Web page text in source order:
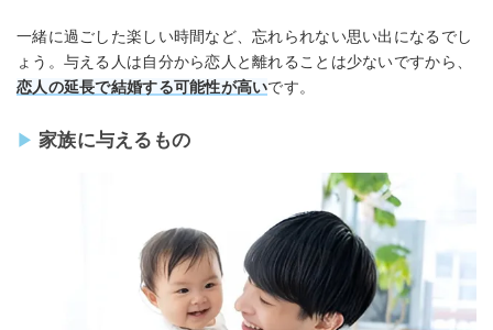
一緒に過ごした楽しい時間など、忘れられない思い出になるでし
ょう。与える人は自分から恋人と離れることは少ないですから、
恋人の延長で結婚する可能性が高いです。
家族に与えるもの